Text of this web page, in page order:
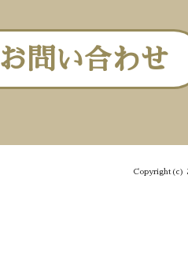
お問い合わせ
Copyright(c)